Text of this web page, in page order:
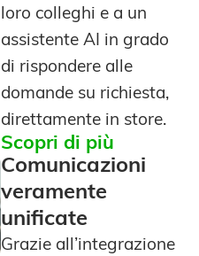
loro colleghi e a un
assistente AI in grado
di rispondere alle
domande su richiesta,
direttamente in store.
Scopri di più
Comunicazioni
veramente
unificate
Grazie all’integrazione